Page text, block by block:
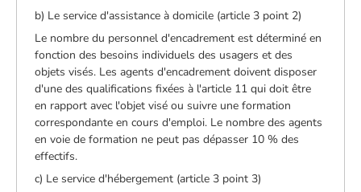
b) Le service d'assistance à domicile (article 3 point 2)
Le nombre du personnel d'encadrement est déterminé en
fonction des besoins individuels des usagers et des
objets visés. Les agents d'encadrement doivent disposer
d'une des qualifications fixées à l'article 11 qui doit être
en rapport avec l'objet visé ou suivre une formation
correspondante en cours d'emploi. Le nombre des agents
en voie de formation ne peut pas dépasser 10 % des
effectifs.
c) Le service d'hébergement (article 3 point 3)